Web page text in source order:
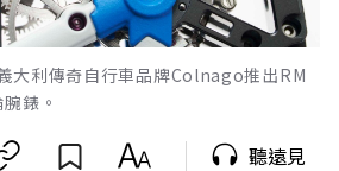
大利傳奇自行車品牌Colnago推出RM
錶。
聽遠見